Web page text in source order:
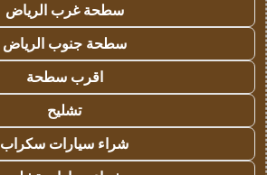
سطحة غرب الرياض
سطحة جنوب الرياض
اقرب سطحة
تشليح
شراء سيارات سكراب